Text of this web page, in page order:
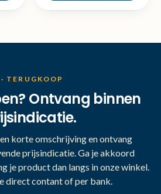
TERUGKOOP
Ontvang binnen
korte omschrijving en ontvang
prijsindicatie. Ga je akkoord
je product dan langs in onze winkel.
direct contant of per bank.